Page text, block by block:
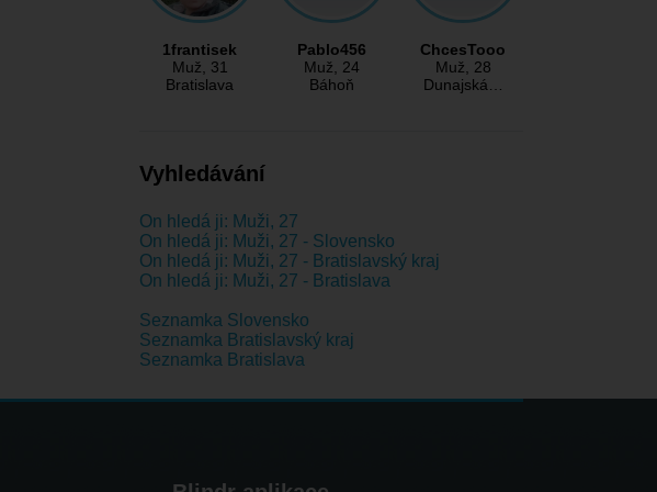
1frantisek
Muž, 31
Bratislava
Pablo456
Muž, 24
Báhoň
ChcesTooo
Muž, 28
Dunajská…
Vyhledávání
On hledá ji: Muži, 27
On hledá ji: Muži, 27 - Slovensko
On hledá ji: Muži, 27 - Bratislavský kraj
On hledá ji: Muži, 27 - Bratislava
Seznamka Slovensko
Seznamka Bratislavský kraj
Seznamka Bratislava